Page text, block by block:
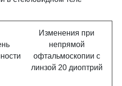
Изменения при
непрямой
офтальмоскопии с
линзой 20 диоптрий